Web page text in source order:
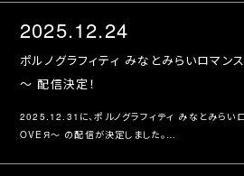
SCHEDULE
REQUIREMENTS
FAQ
CONTACT
MYPAGE
2025.12.24
ポルノグラフィティ みなとみらいロマ
～ 配信決定！
2025.12.31に、ポルノグラフィティ みなとみらい
OVEЯ～ の配信が決定しました。